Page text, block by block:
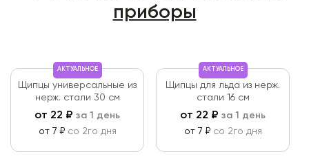
приборы
АКТУАЛЬНОЕ
Щипцы универсальные из
нерж. стали 30 см
от 22 ₽ за 1 день
от 7 ₽ со 2го дня
АКТУАЛЬНОЕ
Щипцы для льда из нерж.
стали 16 см
от 22 ₽ за 1 день
от 7 ₽ со 2го дня